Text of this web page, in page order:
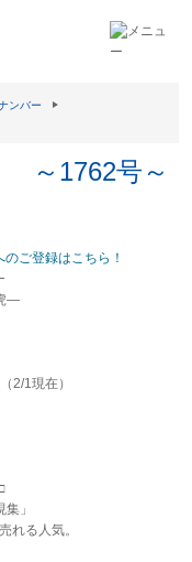
ンバー
～1762号～
ご登録はこちら！
―
2/1現在）
」
れる人気。